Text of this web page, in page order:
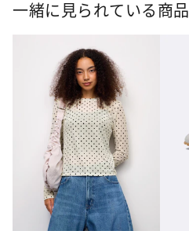
一緒に見られている商品